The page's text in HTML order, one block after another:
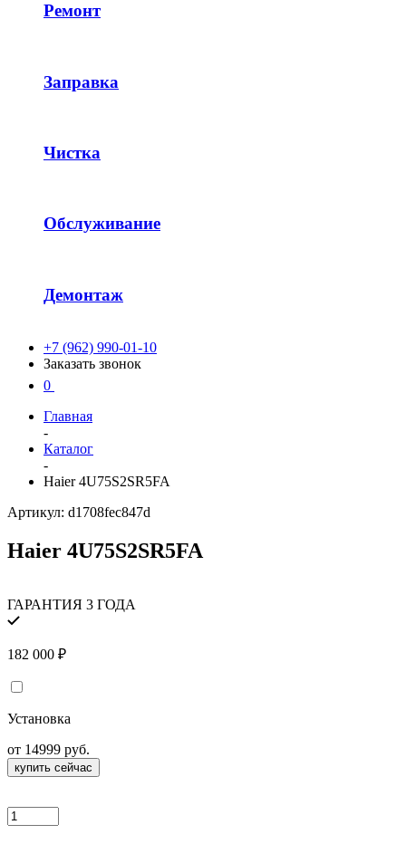
Ремонт
Заправка
Чистка
Обслуживание
Демонтаж
+7 (962) 990-01-10
Заказать звонок
0
Главная
-
Каталог
-
Haier 4U75S2SR5FA
Артикул: d1708fec847d
Haier 4U75S2SR5FA
ГАРАНТИЯ 3 ГОДА
182 000 ₽
Установка
от 14999 руб.
купить сейчас